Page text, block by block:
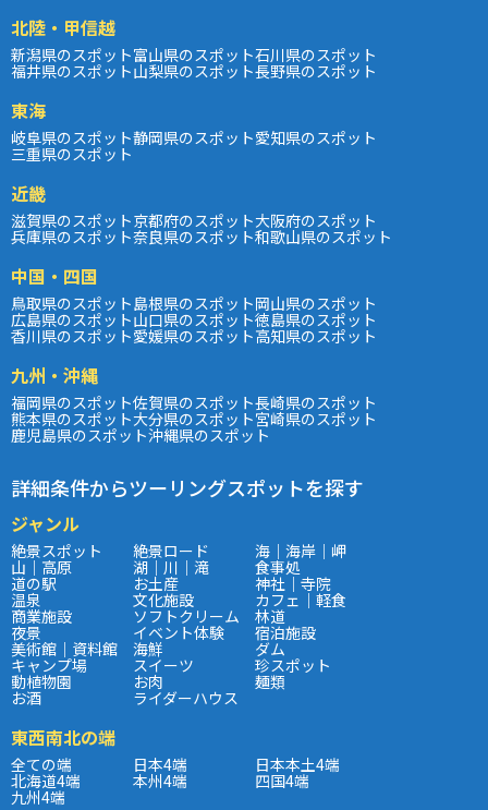
北陸・甲信越
新潟県のスポット富山県のスポット石川県のスポット
福井県のスポット山梨県のスポット長野県のスポット
東海
岐阜県のスポット静岡県のスポット愛知県のスポット
三重県のスポット
近畿
滋賀県のスポット京都府のスポット大阪府のスポット
兵庫県のスポット奈良県のスポット和歌山県のスポット
中国・四国
鳥取県のスポット島根県のスポット岡山県のスポット
広島県のスポット山口県のスポット徳島県のスポット
香川県のスポット愛媛県のスポット高知県のスポット
九州・沖縄
福岡県のスポット佐賀県のスポット長崎県のスポット
熊本県のスポット大分県のスポット宮崎県のスポット
鹿児島県のスポット沖縄県のスポット
詳細条件からツーリングスポットを探す
ジャンル
絶景スポット 絶景ロード 海｜海岸｜岬
山｜高原 湖｜川｜滝 食事処
道の駅 お土産 神社｜寺院
温泉 文化施設 カフェ｜軽食
商業施設 ソフトクリーム 林道
夜景 イベント体験 宿泊施設
美術館｜資料館 海鮮 ダム
キャンプ場 スイーツ 珍スポット
動植物園 お肉 麺類
お酒 ライダーハウス
東西南北の端
全ての端 日本4端 日本本土4端
北海道4端 本州4端 四国4端
九州4端